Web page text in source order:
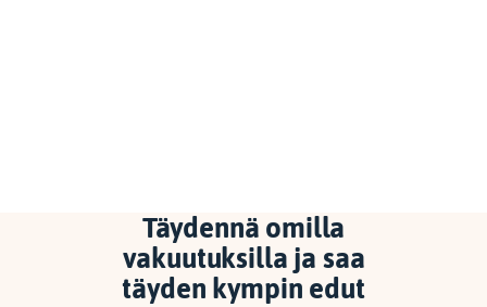
Täydennä omilla
vakuutuksilla ja saa
täyden kympin edut